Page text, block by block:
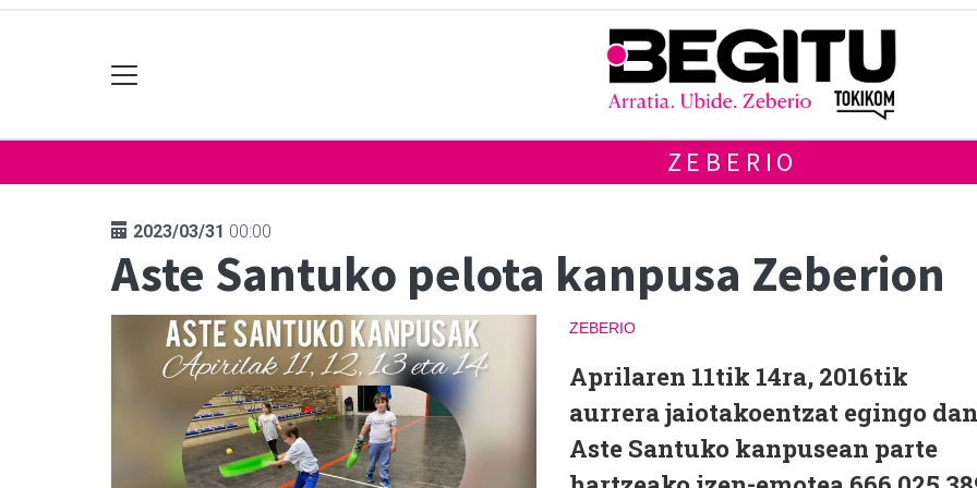
ZEBERIO
2023/03/31 00:00
Aste Santuko pelota kanpusa Zeberion
ZEBERIO
Aprilaren 11tik 14ra, 2016tik
aurrera jaiotakoentzat egingo dan
Aste Santuko kanpusean parte